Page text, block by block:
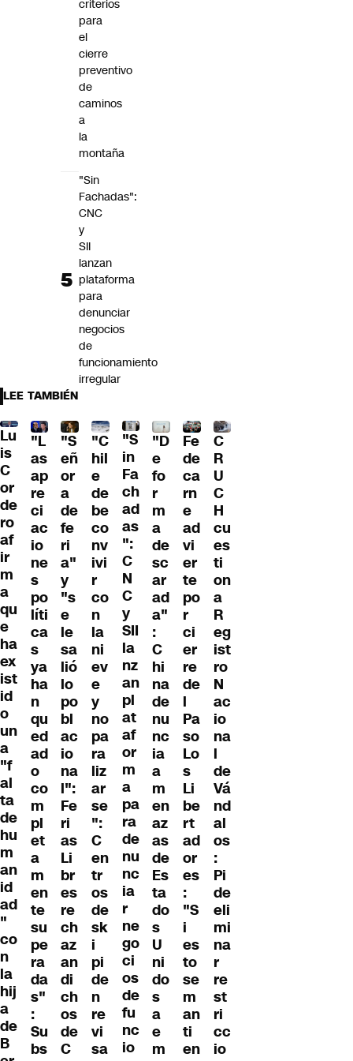
criterios
para
el
cierre
preventivo
de
caminos
a
la
montaña
"Sin
Fachadas":
CNC
y
SII
lanzan
plataforma
para
denunciar
negocios
de
funcionamiento
irregular
LEE TAMBIÉN
Lu
is
C
or
de
ro
af
ir
m
a
qu
e
ha
ex
ist
id
o
un
a
"f
al
ta
de
hu
m
an
id
ad
"
co
n
la
hij
a
de
B
"L
as
ap
re
ci
ac
io
ne
s
po
líti
ca
s
ya
ha
n
qu
ed
ad
o
co
m
pl
et
a
m
en
te
su
pe
ra
da
s"
:
Su
bs
"S
eñ
or
a
de
fe
ri
a"
y
"s
e
le
sa
lió
lo
po
bl
ac
io
na
l":
Fe
ri
as
Li
br
es
re
ch
az
an
di
ch
os
de
C
"C
hil
e
de
be
co
nv
ivi
r
co
n
la
ni
ev
e
y
no
pa
ra
liz
ar
se
":
C
en
tr
os
de
sk
i
pi
de
n
re
vi
sa
"S
in
Fa
ch
ad
as
":
C
N
C
y
SII
la
nz
an
pl
at
af
or
m
a
pa
ra
de
nu
nc
ia
r
ne
go
ci
os
de
fu
nc
io
"D
e
fo
r
m
a
de
sc
ar
ad
a"
:
C
hi
na
de
nu
nc
ia
a
m
en
az
as
de
Es
ta
do
s
U
ni
do
s
a
e
m
Fe
de
ca
rn
e
ad
vi
er
te
po
r
ci
er
re
de
l
Pa
so
Lo
s
Li
be
rt
ad
or
es
:
"S
i
es
to
se
m
an
ti
en
C
R
U
C
H
cu
es
ti
on
a
R
eg
ist
ro
N
ac
io
na
l
de
Vá
nd
al
os
:
Pi
de
eli
mi
na
r
re
st
ri
cc
io